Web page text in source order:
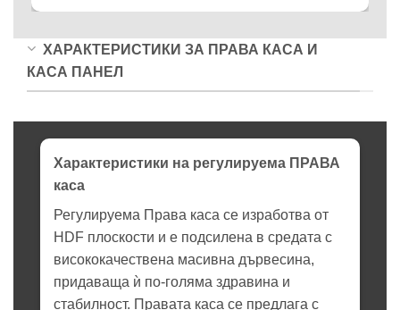
ХАРАКТЕРИСТИКИ ЗА ПРАВА КАСА И
КАСА ПАНЕЛ
Характеристики на регулируема ПРАВА
каса
Регулируема Права каса се изработва от
HDF плоскости и е подсилена в средата с
висококачествена масивна дървесина,
придаваща ѝ по-голяма здравина и
стабилност. Правата каса се предлага с